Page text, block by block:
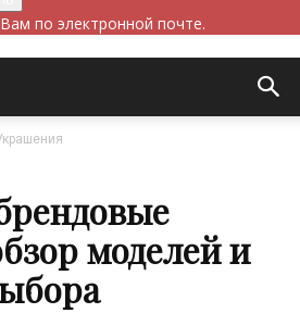
по электронной почте.
моделей и